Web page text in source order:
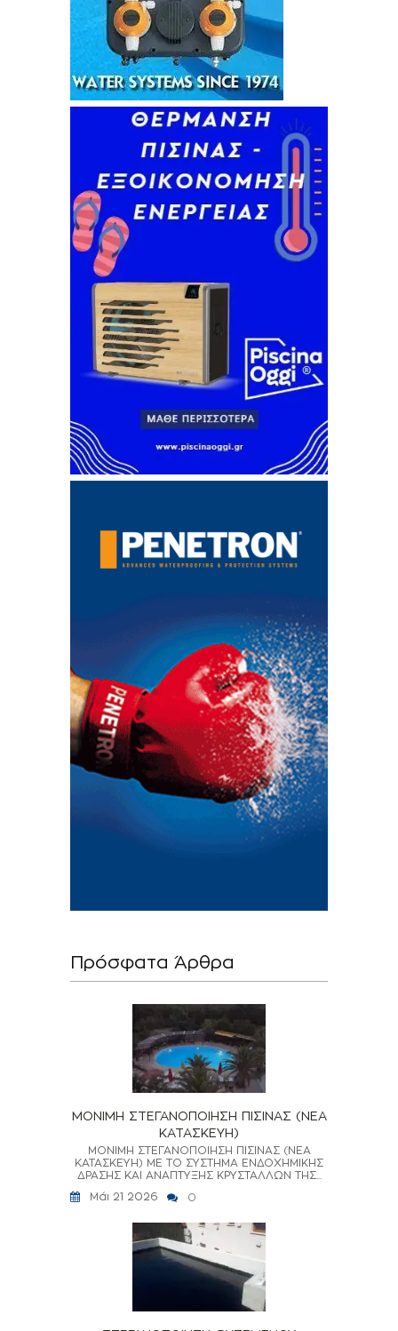
Πρόσφατα Άρθρα
ΜΟΝΙΜΗ ΣΤΕΓΑΝΟΠΟΙΗΣΗ ΠΙΣΙΝΑΣ (ΝΕΑ
ΚΑΤΑΣΚΕΥΗ)
ΜΟΝΙΜΗ ΣΤΕΓΑΝΟΠΟΙΗΣΗ ΠΙΣΙΝΑΣ (ΝΕΑ
ΚΑΤΑΣΚΕΥΗ) ΜΕ ΤΟ ΣΥΣΤΗΜΑ ΕΝΔΟΧΗΜΙΚΗΣ
ΔΡΑΣΗΣ ΚΑΙ ΑΝΑΠΤΥΞΗΣ ΚΡΥΣΤΑΛΛΩΝ ΤΗΣ...
Μάι 21 2026
0